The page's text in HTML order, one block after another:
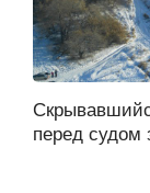
перед судом